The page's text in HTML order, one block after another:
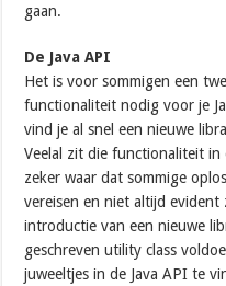
gaan.
De Java API
Het is voor sommigen een
functionaliteit nodig voor je
vind je al snel een nieuwe
Veelal zit die functionaliteit in
zeker waar dat sommige
vereisen en niet altijd
introductie van een nieuwe
geschreven utility class
juweeltjes in de Java API te